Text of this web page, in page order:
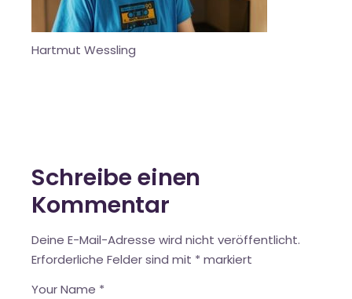
Hartmut Wessling
Schreibe einen
Kommentar
Deine E-Mail-Adresse wird nicht veröffentlicht.
Erforderliche Felder sind mit * markiert